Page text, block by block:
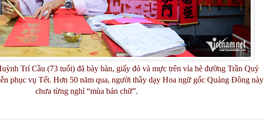
Trí Cầu (73 tuổi) đã bày bàn, giấy đỏ và mực trên vỉa hè đường Trần Quý
phục vụ Tết. Hơn 50 năm qua, người thầy dạy Hoa ngữ gốc Quảng Đông này
chưa từng nghỉ “mùa bán chữ”.